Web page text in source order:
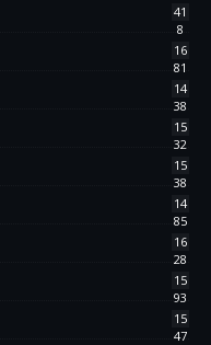
41
8
16
81
14
38
15
32
15
38
14
85
16
28
15
93
15
47